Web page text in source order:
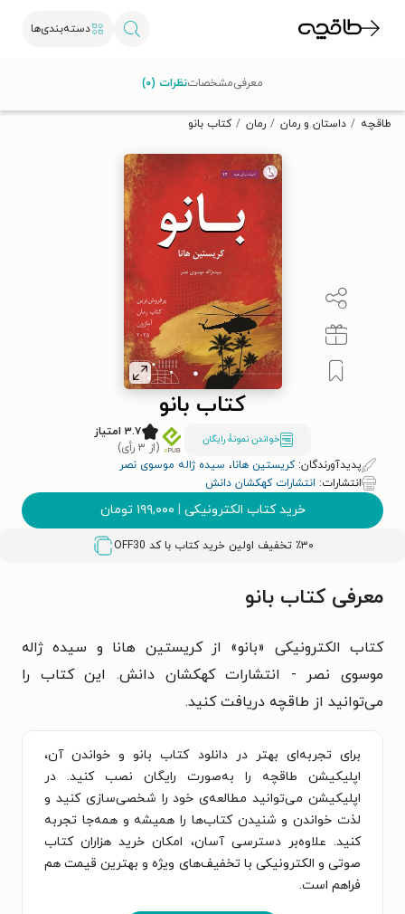
دسته‌بندی‌ها
تخفیف از طاقچه دریافت کن.
طاقچه داستان و رمان رمان کتاب بانو
کتاب بانو
خواندن نمونۀ رایگان
۳.۷ امتیاز
(از ۳ رأی)
پدیدآورندگان:کریستین هانا، سیده ژاله موسوی نصر
انتشارات: انتشارات کهکشان دانش
خرید کتاب الکترونیکی | ۱۹۹,۰۰۰ تومان
٪۳۰ تخفیف اولین خرید کتاب با کد OFF30
معرفیمشخصاتنظرات (۰)
معرفی کتاب بانو
کتاب الکترونیکی «بانو» از کریستین هانا و سیده ژاله
موسوی نصر - انتشارات کهکشان دانش. این کتاب را
می‌توانید از طاقچه دریافت کنید.
برای تجربه‌ای بهتر در دانلود کتاب بانو و خواندن آن،
اپلیکیشن طاقچه را به‌صورت رایگان نصب کنید. در
اپلیکیشن می‌توانید مطالعه‌ی خود را شخصی‌سازی کنید و
لذت خواندن و شنیدن کتاب‌ها را همیشه و همه‌جا تجربه
کنید. علاوه‌بر دسترسی آسان، امکان خرید هزاران کتاب
صوتی و الکترونیکی با تخفیف‌های ویژه و بهترین قیمت هم
فراهم است.